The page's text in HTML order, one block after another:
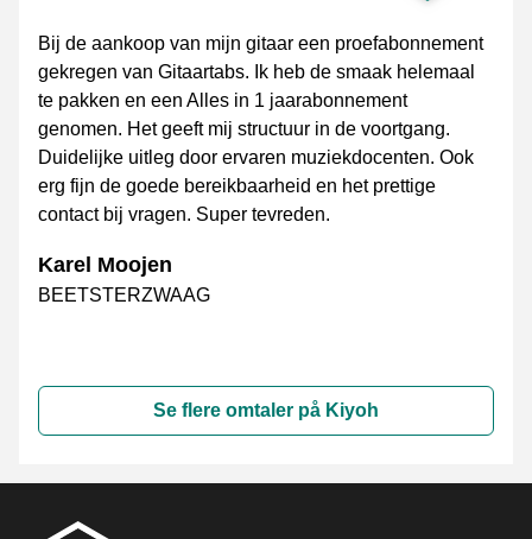
Bij de aankoop van mijn gitaar een proefabonnement
gekregen van Gitaartabs. Ik heb de smaak helemaal
te pakken en een Alles in 1 jaarabonnement
genomen. Het geeft mij structuur in de voortgang.
Duidelijke uitleg door ervaren muziekdocenten. Ook
erg fijn de goede bereikbaarheid en het prettige
contact bij vragen. Super tevreden.
Karel Moojen
BEETSTERZWAAG
Se flere omtaler på Kiyoh